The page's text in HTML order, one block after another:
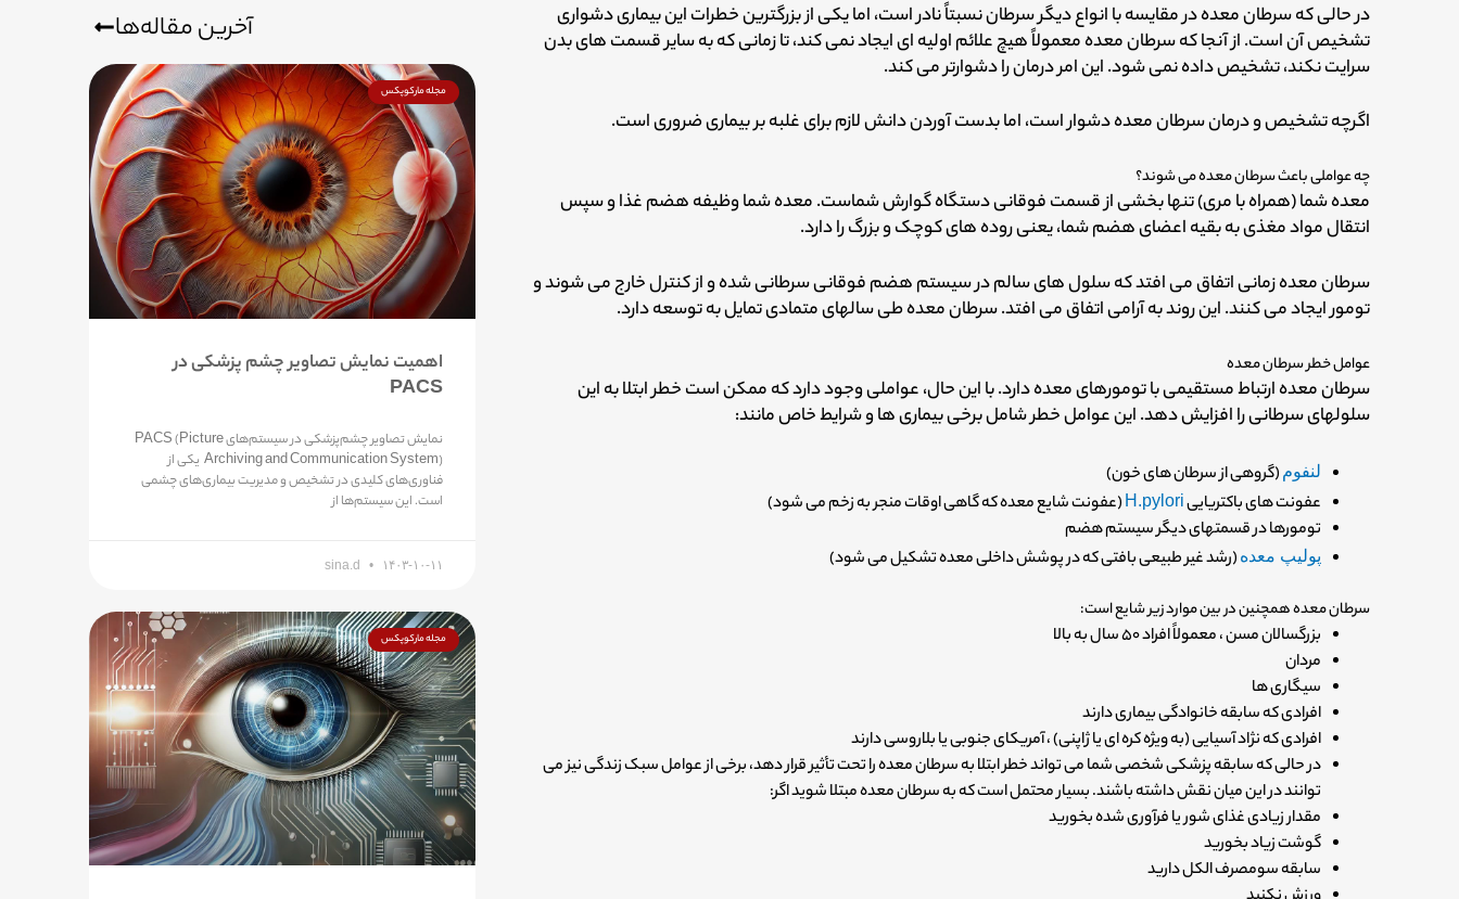
در حالی که سرطان معده در مقایسه با انواع دیگر سرطان نسبتاً نادر است، اما یکی از بزرگترین خطرات این بیماری دشواری
تشخیص آن است. از آنجا که سرطان معده معمولاً هیچ علائم اولیه ای ایجاد نمی کند، تا زمانی که به سایر قسمت های بدن
سرایت نکند، تشخیص داده نمی شود. این امر درمان را دشوارتر می کند.
اگرچه تشخیص و درمان سرطان معده دشوار است، اما بدست آوردن دانش لازم برای غلبه بر بیماری ضروری است.
چه عواملی باعث سرطان معده می شوند؟
معده شما (همراه با مری) تنها بخشی از قسمت فوقانی دستگاه گوارش شماست. معده شما وظیفه هضم غذا و سپس
انتقال مواد مغذی به بقیه اعضای هضم شما، یعنی روده های کوچک و بزرگ را دارد.
سرطان معده زمانی اتفاق می افتد که سلول های سالم در سیستم هضم فوقانی سرطانی شده و از کنترل خارج می شوند و
تومور ایجاد می کنند. این روند به آرامی اتفاق می افتد. سرطان معده طی سالهای متمادی تمایل به توسعه دارد.
عوامل خطر سرطان معده
سرطان معده ارتباط مستقیمی با تومورهای معده دارد. با این حال، عواملی وجود دارد که ممکن است خطر ابتلا به این
سلولهای سرطانی را افزایش دهد. این عوامل خطر شامل برخی بیماری ها و شرایط خاص مانند:
لنفوم (گروهی از سرطان های خون)
عفونت های باکتریاییH.pylori (عفونت شایع معده که گاهی اوقات منجر به زخم می شود)
تومورها در قسمتهای دیگر سیستم هضم
پولیپ معده (رشد غیر طبیعی بافتی که در پوشش داخلی معده تشکیل می شود)
سرطان معده همچنین در بین موارد زیر شایع است:
بزرگسالان مسن ، معمولاً افراد ۵۰ سال به بالا
مردان
سیگاری ها
افرادی که سابقه خانوادگی بیماری دارند
افرادی که نژاد آسیایی (به ویژه کره ای یا ژاپنی) ، آمریکای جنوبی یا بلاروسی دارند
در حالی که سابقه پزشکی شخصی شما می تواند خطر ابتلا به سرطان معده را تحت تأثیر قرار دهد، برخی از عوامل سبک زندگی نیز می
توانند در این میان نقش داشته باشند. بسیار محتمل است که به سرطان معده مبتلا شوید اگر:
مقدار زیادی غذای شور یا فرآوری شده بخورید
گوشت زیاد بخورید
سابقه سومصرف الکل دارید
آخرین مقاله‌ها
مجله مارکوپکس
اهمیت نمایش تصاویر چشم پزشکی در
PACS
نمایش تصاویر چشم‌پزشکی در سیستم‌های PACS (Picture
Archiving and Communication System) یکی از
فناوری‌های کلیدی در تشخیص و مدیریت بیماری‌های چشمی
است. این سیستم‌ها از
sina.d ۱۴۰۳-۱۰-۱۱
مجله مارکوپکس